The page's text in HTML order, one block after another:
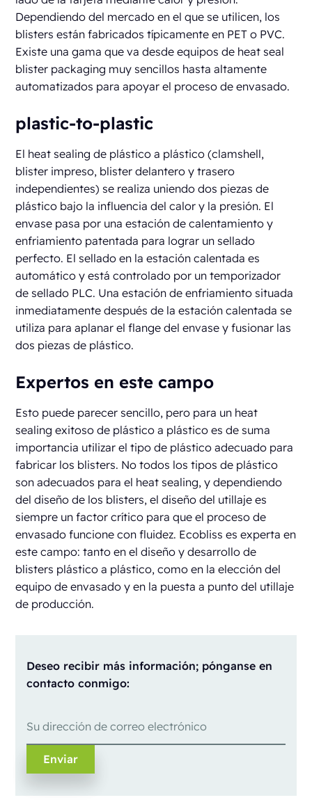
Dependiendo del mercado en el que se utilicen, los
blisters están fabricados típicamente en PET o PVC.
Existe una gama que va desde equipos de heat seal
blister packaging muy sencillos hasta altamente
automatizados para apoyar el proceso de envasado.
plastic-to-plastic
El heat sealing de plástico a plástico (clamshell,
blister impreso, blister delantero y trasero
independientes) se realiza uniendo dos piezas de
plástico bajo la influencia del calor y la presión. El
envase pasa por una estación de calentamiento y
enfriamiento patentada para lograr un sellado
perfecto. El sellado en la estación calentada es
automático y está controlado por un temporizador
de sellado PLC. Una estación de enfriamiento situada
inmediatamente después de la estación calentada se
utiliza para aplanar el flange del envase y fusionar las
dos piezas de plástico.
Expertos en este campo
Esto puede parecer sencillo, pero para un heat
sealing exitoso de plástico a plástico es de suma
importancia utilizar el tipo de plástico adecuado para
fabricar los blisters. No todos los tipos de plástico
son adecuados para el heat sealing, y dependiendo
del diseño de los blisters, el diseño del utillaje es
siempre un factor crítico para que el proceso de
envasado funcione con fluidez. Ecobliss es experta en
este campo: tanto en el diseño y desarrollo de
blisters plástico a plástico, como en la elección del
equipo de envasado y en la puesta a punto del utillaje
de producción.
Deseo recibir más información; pónganse en
contacto conmigo: